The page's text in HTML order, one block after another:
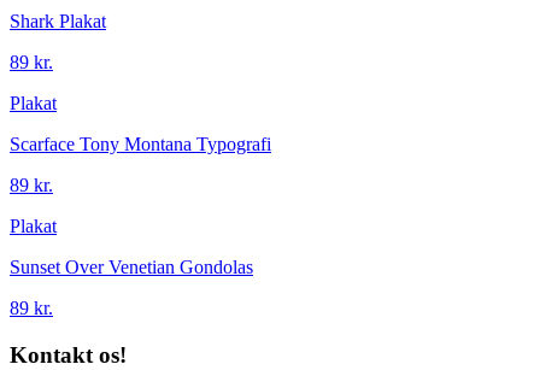
Shark Plakat
89 kr.
Plakat
Scarface Tony Montana Typografi
89 kr.
Plakat
Sunset Over Venetian Gondolas
89 kr.
Kontakt os!